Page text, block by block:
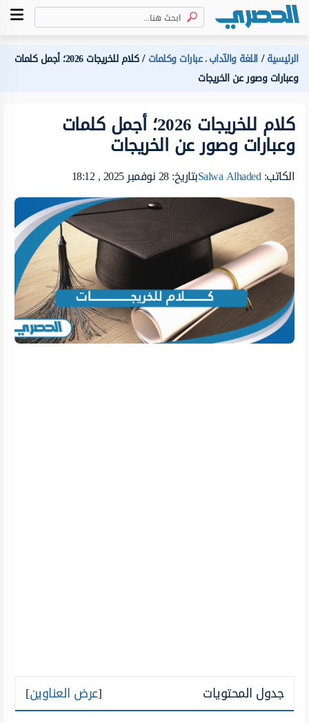
الرئيسية اللغة والآداب،عبارات وكلمات
كلام للخريجات 2026؛ أجمل كلمات
وعبارات وصور عن الخريجات
كلام للخريجات 2026؛ أجمل كلمات
وعبارات وصور عن الخريجات
الكاتب:Salwa Alhadedبتاريخ: 28 نوفمبر 2025 , 18:12
جدول المحتويات [عرض العناوين]